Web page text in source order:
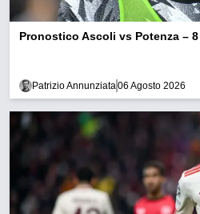
Pronostico Ascoli vs Potenza –
Patrizio Annunziata06 Agosto 2026